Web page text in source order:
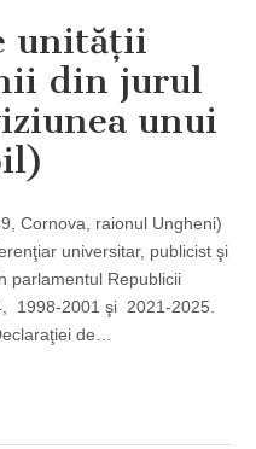
unităţii
din jurul
unui
Cornova, raionul Ungheni)
universitar, publicist şi
parlamentul Republicii
1998-2001 şi 2021-2025.
de…